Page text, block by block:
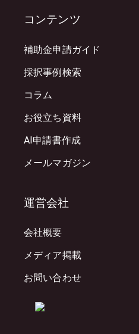
コンテンツ
補助金申請ガイド
採択事例検索
コラム
お役立ち資料
AI申請書作成
メールマガジン
運営会社
会社概要
メディア掲載
お問い合わせ